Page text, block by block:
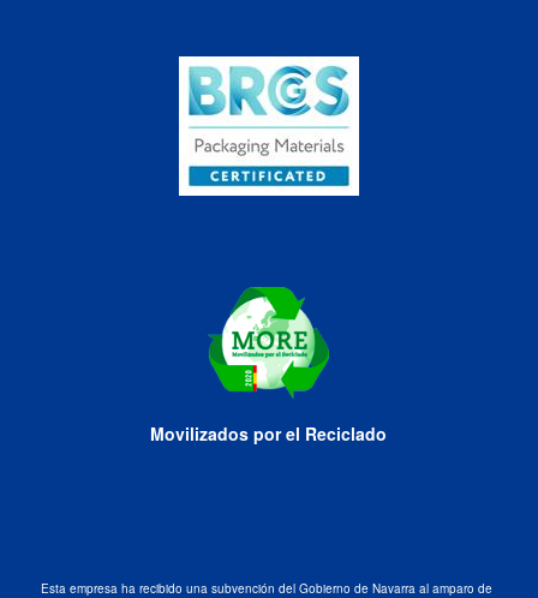
Movilizados por el Reciclado
Esta empresa ha recibido una subvención del Gobierno de Navarra al amparo de